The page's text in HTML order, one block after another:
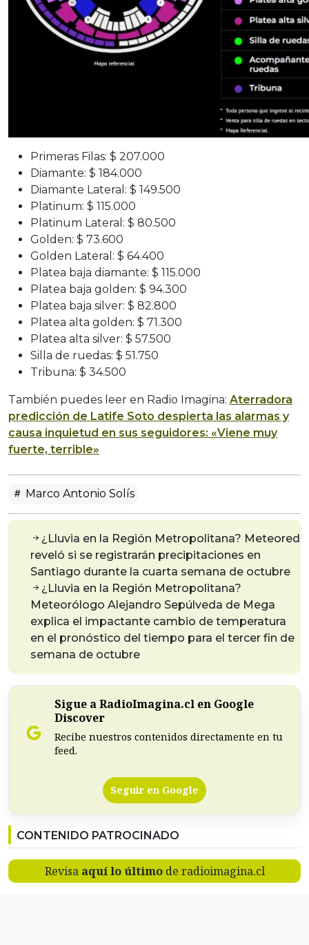
Primeras Filas: $ 207.000
Diamante: $ 184.000
Diamante Lateral: $ 149.500
Platinum: $ 115.000
Platinum Lateral: $ 80.500
Golden: $ 73.600
Golden Lateral: $ 64.400
Platea baja diamante: $ 115.000
Platea baja golden: $ 94.300
Platea baja silver: $ 82.800
Platea alta golden: $ 71.300
Platea alta silver: $ 57.500
Silla de ruedas: $ 51.750
Tribuna: $ 34.500
También puedes leer en Radio Imagina: Aterradora
predicción de Latife Soto despierta las alarmas y
causa inquietud en sus seguidores: «Viene muy
fuerte, terrible»
Marco Antonio Solís
¿Lluvia en la Región Metropolitana? Meteored
reveló si se registrarán precipitaciones en
Santiago durante la cuarta semana de octubre
¿Lluvia en la Región Metropolitana?
Meteorólogo Alejandro Sepúlveda de Mega
explica el impactante cambio de temperatura
en el pronóstico del tiempo para el tercer fin de
semana de octubre
Sigue a RadioImagina.cl en Google
Discover
Recibe nuestros contenidos directamente en tu
feed.
Seguir en Google
CONTENIDO PATROCINADO
Revisa aquí lo últimode radioimagina.cl